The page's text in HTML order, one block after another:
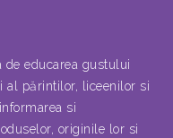
de educarea gustului
al părintilor, liceenilor si
si
originile lor si